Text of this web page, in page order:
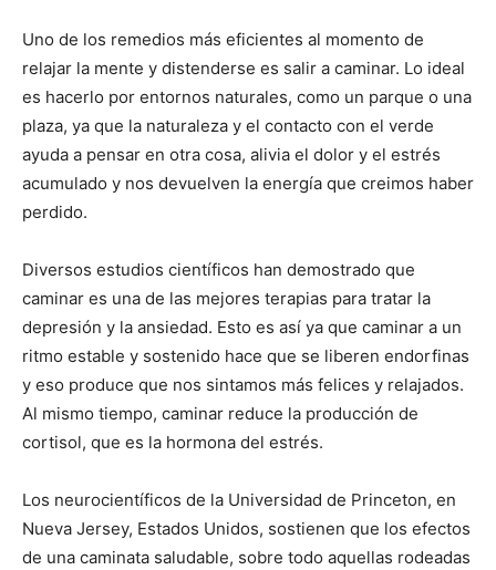
Uno de los remedios más eficientes al momento de
relajar la mente y distenderse es salir a caminar. Lo ideal
es hacerlo por entornos naturales, como un parque o una
plaza, ya que la naturaleza y el contacto con el verde
ayuda a pensar en otra cosa, alivia el dolor y el estrés
acumulado y nos devuelven la energía que creimos haber
perdido.
Diversos estudios científicos han demostrado que
caminar es una de las mejores terapias para tratar la
depresión y la ansiedad. Esto es así ya que caminar a un
ritmo estable y sostenido hace que se liberen endorfinas
y eso produce que nos sintamos más felices y relajados.
Al mismo tiempo, caminar reduce la producción de
cortisol, que es la hormona del estrés.
Los neurocientíficos de la Universidad de Princeton, en
Nueva Jersey, Estados Unidos, sostienen que los efectos
de una caminata saludable, sobre todo aquellas rodeadas